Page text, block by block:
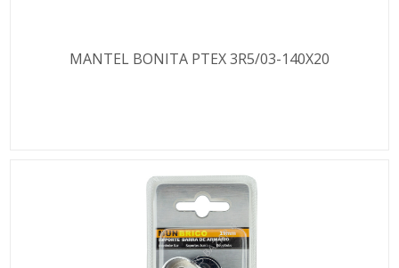
MANTEL BONITA PTEX 3R5/03-140X20